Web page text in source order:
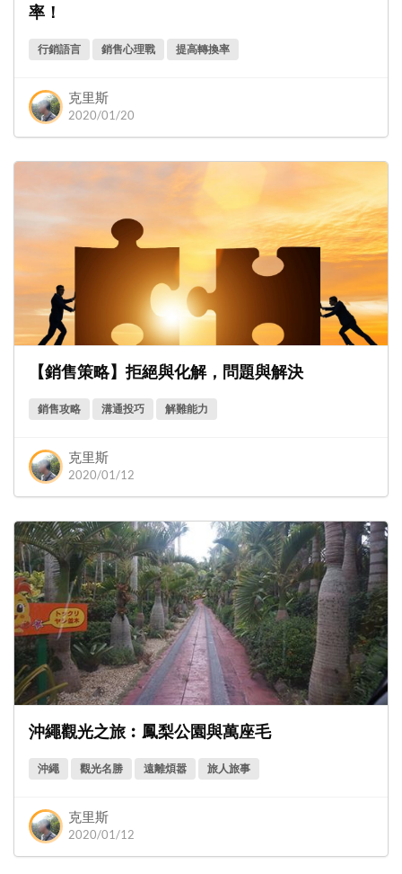
率！
行銷語言 銷售心理戰 提高轉換率
克里斯
2020/01/20
【銷售策略】拒絕與化解，問題與解決
銷售攻略 溝通投巧 解難能力
克里斯
2020/01/12
沖繩觀光之旅︰鳳梨公園與萬座毛
沖繩 觀光名勝 遠離煩嚣 旅人旅事
克里斯
2020/01/12